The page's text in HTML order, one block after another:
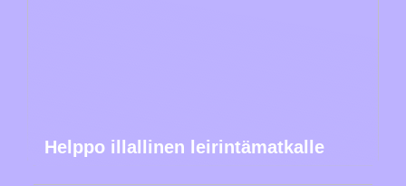
Helppo illallinen leirintämatkalle